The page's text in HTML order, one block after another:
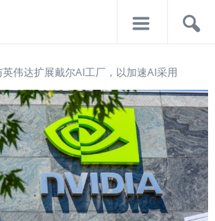
伟达扩展戴尔AI工厂，以加速AI采用